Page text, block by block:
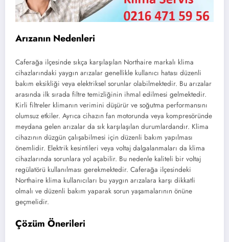
Arızanın Nedenleri
Caferağa ilçesinde sıkça karşılaşılan Northaire markalı klima
cihazlarındaki yaygın arızalar genellikle kullanıcı hatası düzenli
bakım eksikliği veya elektriksel sorunlar olabilmektedir. Bu arızalar
arasında ilk sırada filtre temizliğinin ihmal edilmesi gelmektedir.
Kirli filtreler klimanın verimini düşürür ve soğutma performansını
olumsuz etkiler. Ayrıca cihazın fan motorunda veya kompresöründe
meydana gelen arızalar da sık karşılaşılan durumlardandır. Klima
cihazının düzgün çalışabilmesi için düzenli bakım yapılması
önemlidir. Elektrik kesintileri veya voltaj dalgalanmaları da klima
cihazlarında sorunlara yol açabilir. Bu nedenle kaliteli bir voltaj
regülatörü kullanılması gerekmektedir. Caferağa ilçesindeki
Northaire klima kullanıcıları bu yaygın arızalara karşı dikkatli
olmalı ve düzenli bakım yaparak sorun yaşamalarının önüne
geçmelidir.
Çözüm Önerileri